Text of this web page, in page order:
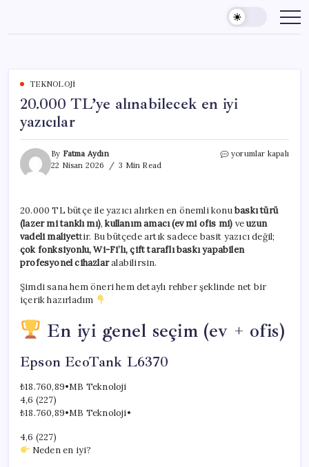
content
TEKNOLOJI
20.000 TL’ye alınabilecek en iyi
yazıcılar
By Fatma Aydın
22 Nisan 2026
3 Min Read
20.000
yazıcılar
için
yorumlar kapalı
20.000 TL bütçe ile yazıcı alırken en önemli konubaskı türü
(lazer mi tanklı mı),kullanım amacı (ev mi ofis mi) veuzun
vadeli maliyettir. Bu bütçede artık sadece basit yazıcı değil;
çok fonksiyonlu, Wi-Fi’lı, çift taraflı baskı yapabilen
profesyonel cihazlaralabilirsin.
Şimdi sana hem öneri hem detaylı rehber şeklinde net bir
içerik hazırladım
En iyi genel seçim (ev + ofis)
Epson EcoTank L6370
₺18.760,89•MB Teknoloji
4,6 (227)
₺18.760,89•MB Teknoloji•
4,6 (227)
Neden en iyi?